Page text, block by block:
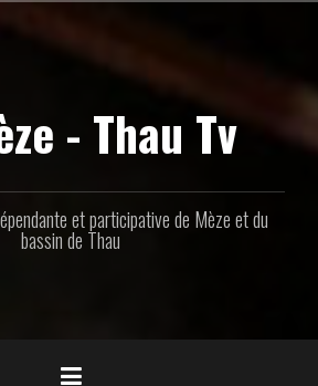
- Thau Tv
et participative de Mèze et du
bassin de Thau